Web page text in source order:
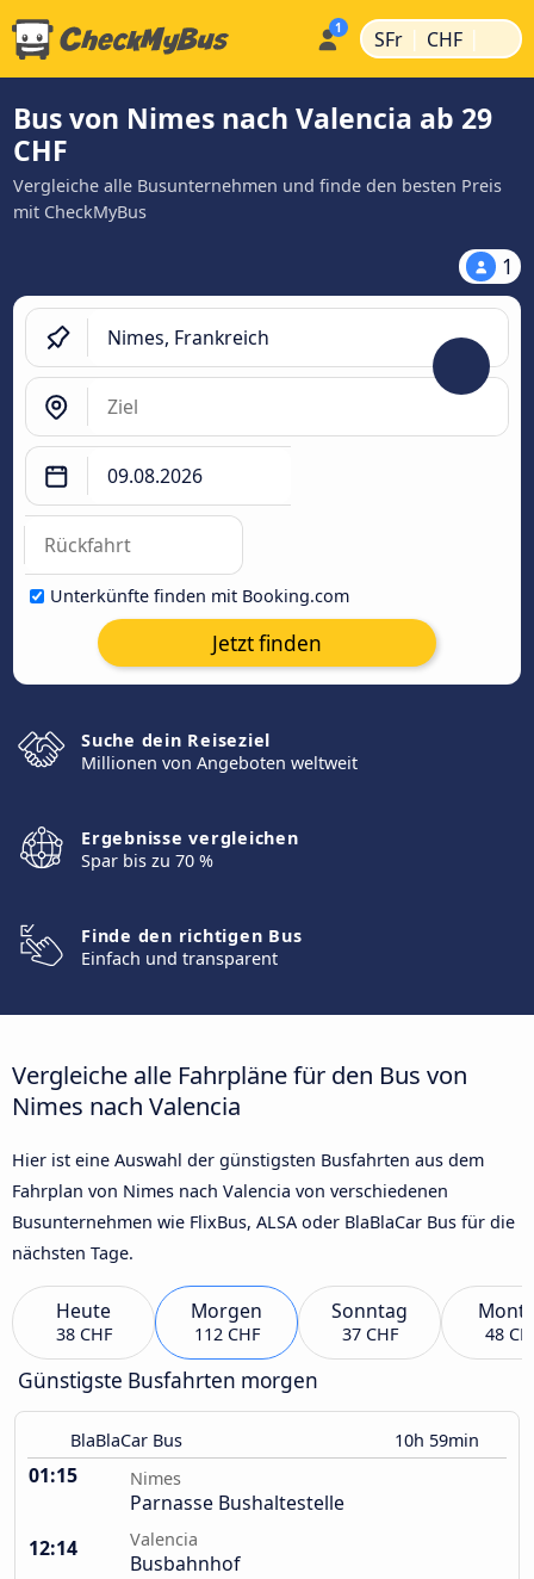
SFr | CHF |
Bus von Nimes nach Valencia ab 29
CHF
Vergleiche alle Busunternehmen und finde den besten Preis
mit CheckMyBus
1
Unterkünfte finden mit Booking.com
Jetzt finden
Suche dein Reiseziel
Millionen von Angeboten weltweit
Ergebnisse vergleichen
Spar bis zu 70 %
Finde den richtigen Bus
Einfach und transparent
Vergleiche alle Fahrpläne für den Bus von
Nimes nach Valencia
Hier ist eine Auswahl der günstigsten Busfahrten aus dem
Fahrplan von Nimes nach Valencia von verschiedenen
Busunternehmen wie FlixBus, ALSA oder BlaBlaCar Bus für die
nächsten Tage.
Heute
38 CHF
Morgen
112 CHF
Sonntag
37 CHF 48
Günstigste Busfahrten morgen
BlaBlaCar Bus 10h 59min
01:15 Nimes
Parnasse Bushaltestelle
12:14
Valencia
Busbahnhof